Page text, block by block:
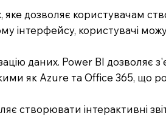
дозволяє користувачам
користувачі
даних. Power BI
як Azure та Office 365, що
інтерактивні